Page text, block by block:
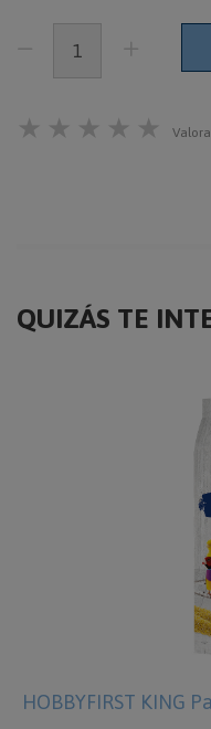
★ ★ ★ ★ ★
QUIZÁS TE
HOBBYFIRST KING